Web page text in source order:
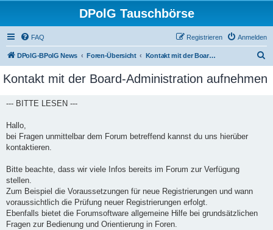
DPolG Tauschbörse
FAQ Anmelden
Registrieren
DPolG-BPolG News Foren-Übersicht Kontakt mit der Board-Administration aufnehmen
c
Kontakt mit der Board-Administration aufnehmen
--- BITTE LESEN ---
Hallo,
bei Fragen unmittelbar dem Forum betreffend kannst du uns hierüber
kontaktieren.
Bitte beachte, dass wir viele Infos bereits im Forum zur Verfügung
stellen.
Zum Beispiel die Voraussetzungen für neue Registrierungen und wann
voraussichtlich die Prüfung neuer Registrierungen erfolgt.
Ebenfalls bietet die Forumsoftware allgemeine Hilfe bei grundsätzlichen
Fragen zur Bedienung und Orientierung in Foren.